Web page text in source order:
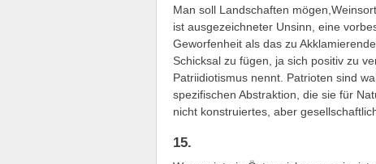
Man soll Landschaften
ist ausgezeichneter Unsinn, eine
Geworfenheit als das zu
Schicksal zu fügen, ja sich positiv zu
Patriidiotismus nennt. Patrioten sind
spezifischen Abstraktion, die sie für
nicht konstruiertes, aber
15.